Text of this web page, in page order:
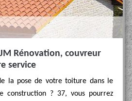
Rénovation, couvreur
service
la pose de votre toiture dans le
construction ? 37, vous pourrez